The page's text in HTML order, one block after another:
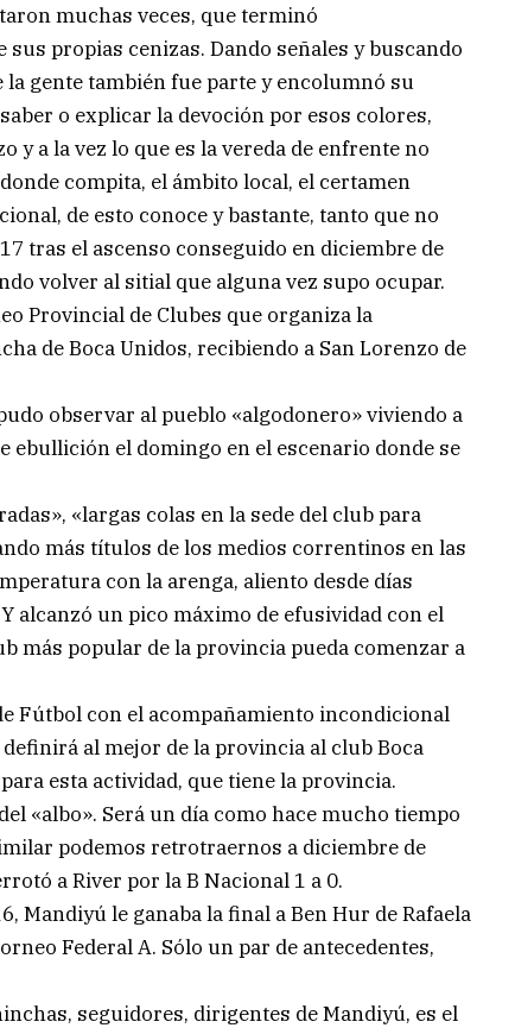
muchas veces, que terminó
propias cenizas. Dando señales y buscando
gente también fue parte y encolumnó su
o explicar la devoción por esos colores,
y a la vez lo que es la vereda de enfrente no
compita, el ámbito local, el certamen
de esto conoce y bastante, tanto que no
tras el ascenso conseguido en diciembre de
volver al sitial que alguna vez supo ocupar.
Provincial de Clubes que organiza la
de Boca Unidos, recibiendo a San Lorenzo de
observar al pueblo «algodonero» viviendo a
ebullición el domingo en el escenario donde se
«largas colas en la sede del club para
más títulos de los medios correntinos en las
con la arenga, aliento desde días
alcanzó un pico máximo de efusividad con el
más popular de la provincia pueda comenzar a
Fútbol con el acompañamiento incondicional
al mejor de la provincia al club Boca
esta actividad, que tiene la provincia.
«albo». Será un día como hace mucho tiempo
podemos retrotraernos a diciembre de
a River por la B Nacional 1 a 0.
Mandiyú le ganaba la final a Ben Hur de Rafaela
Federal A. Sólo un par de antecedentes,
seguidores, dirigentes de Mandiyú, es el